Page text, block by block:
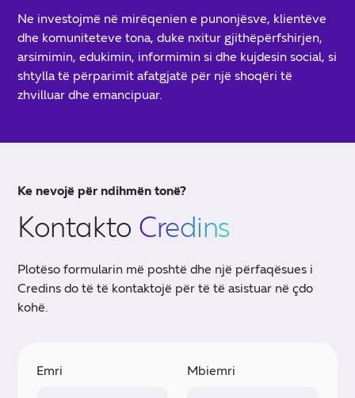
Ne investojmë në mirëqenien e punonjësve, klientëve
dhe komuniteteve tona, duke nxitur gjithëpërfshirjen,
arsimimin, edukimin, informimin si dhe kujdesin social, si
shtylla të përparimit afatgjatë për një shoqëri të
zhvilluar dhe emancipuar.
Ke nevojë për ndihmën tonë?
Kontakto Credins
Plotëso formularin më poshtë dhe një përfaqësues i
Credins do të të kontaktojë për të të asistuar në çdo
kohë.
Emri Mbiemri